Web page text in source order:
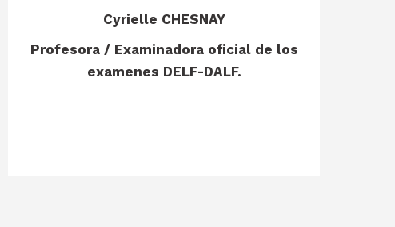
Cyrielle CHESNAY
Profesora / Examinadora oficial de los
examenes DELF-DALF.